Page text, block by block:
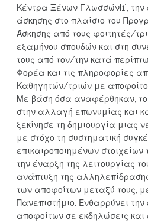
Κέντρα Ξένων Γλωσσών[1],
άσκησης στο πλαίσιο του
Άσκησης από τους φοιτητές/
εξαμήνου σπουδών και στη
τους από τον/την κατά
Φορέα και τις πληροφορίες
Καθηγητών/τριών με
Με βάση όσα αναφέρθηκαν, το
στην αλλαγή επωνυμίας και
ξεκίνησε τη δημιουργία μιας
με στόχο τη συστηματική
επικαιροποιημένων
την έναρξη της λειτουργίας
ανάπτυξη της
των αποφοίτων μεταξύ τους,
Πανεπιστήμιο. Ενθαρρύνει
αποφοίτων σε εκδηλώσεις και